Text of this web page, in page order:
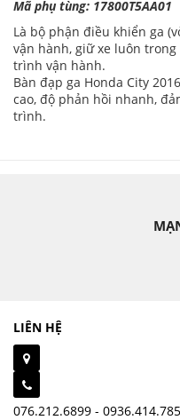
Mã phụ tùng: 17800T5AA01
Là bộ phận điều khiển ga
vận hành, giữ xe luôn
trình vận hành.
Bàn đạp ga Honda City
cao, độ phản hồi nhanh,
trình.
LIÊN HỆ
076.212.6899 - 0936.414.785